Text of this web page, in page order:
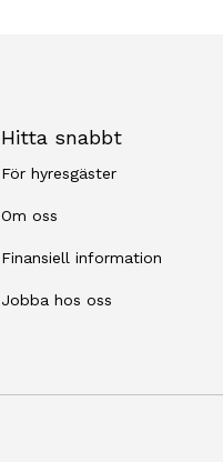
Hitta snabbt
För hyresgäster
Om oss
Finansiell information
Jobba hos oss